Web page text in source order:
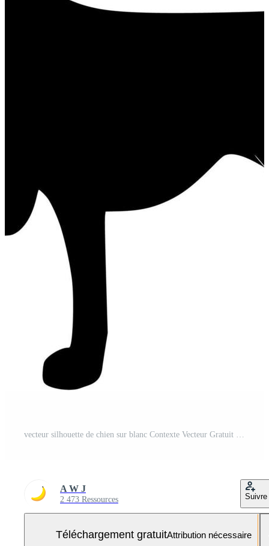
vecteur silhouette de chien sur blanc Contexte Vecteur Gratuit et SVG Gratuit
A W J
2 473 Ressources Suivre
Téléchargement gratuitAttribution nécessaire